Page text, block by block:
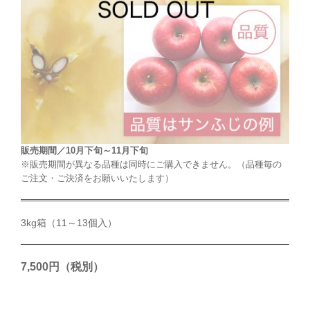
販売期間／10月下旬～11月下旬
※販売期間が異なる品種は同時にご購入できません。（品種毎の
ご注文・ご決済をお願いいたします）
3kg箱（11～13個入）
7,500円（税別）